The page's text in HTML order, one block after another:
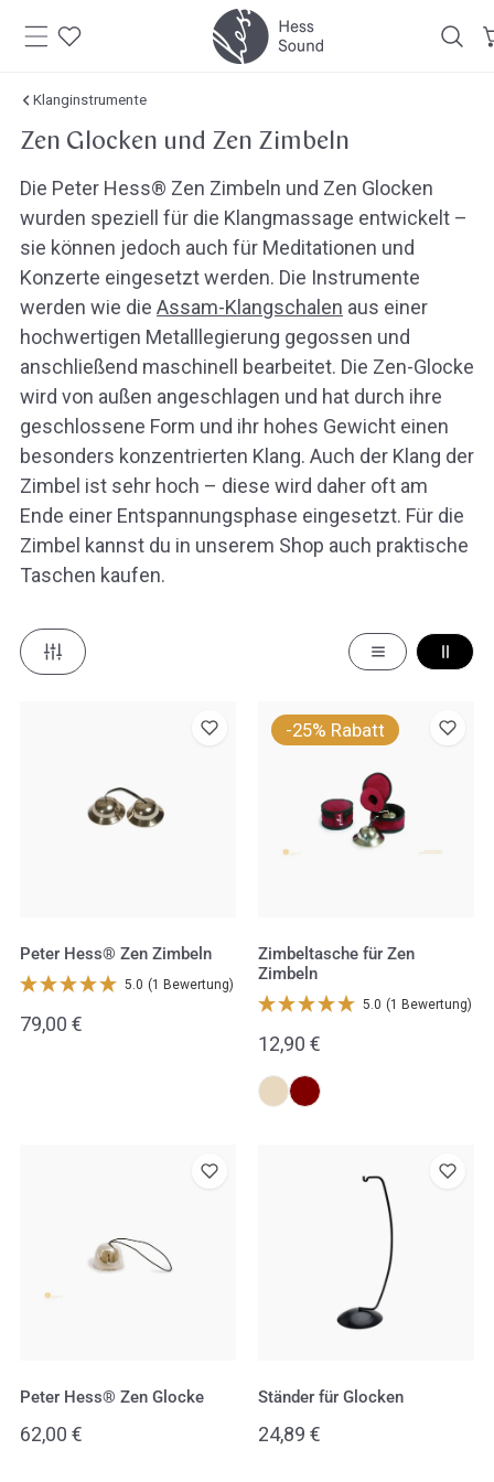
Zum
Inhalt
Klanginstrumente
Zen Glocken und Zen Zimbeln
Die Peter Hess® Zen Zimbeln und Zen Glocken
wurden speziell für die Klangmassage entwickelt –
sie können jedoch auch für Meditationen und
Konzerte eingesetzt werden. Die Instrumente
werden wie die Assam-Klangschalen aus einer
hochwertigen Metalllegierung gegossen und
anschließend maschinell bearbeitet. Die Zen-Glocke
wird von außen angeschlagen und hat durch ihre
geschlossene Form und ihr hohes Gewicht einen
besonders konzentrierten Klang. Auch der Klang der
Zimbel ist sehr hoch – diese wird daher oft am
Ende einer Entspannungsphase eingesetzt. Für die
Zimbel kannst du in unserem Shop auch praktische
Taschen kaufen.
Zimbeln
Peter Hess® Zen Zimbeln
5.0 (1 Bewertung)
Regulärer
79,00 €
Zimbeltasche
für
Zimbeln
-25% Rabatt
Zimbeltasche für Zen
Zimbeln
5.0 (1 Bewertung)
Regulärer
Preis
12,90 €
Peter Hess® Zen Glocke
Regulärer
62,00 €
Ständer für Glocken
Regulärer
24,89 €